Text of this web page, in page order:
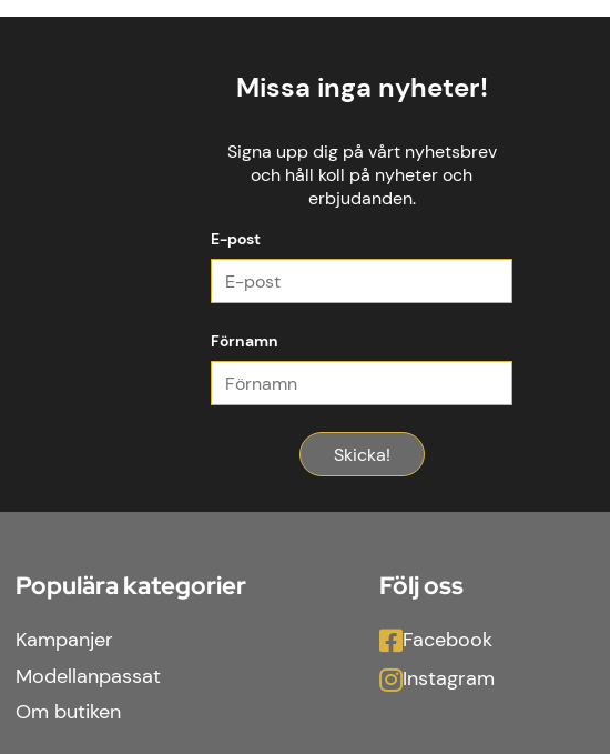
Missa inga nyheter!
Signa upp dig på vårt nyhetsbrev
och håll koll på nyheter och
erbjudanden.
E-post
Förnamn
Skicka!
Populära kategorier
Kampanjer
Modellanpassat
Om butiken
Följ oss
Facebook
Instagram